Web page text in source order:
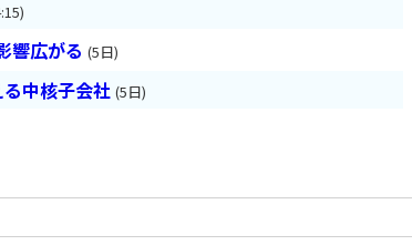
響広がる (5日)
る中核子会社 (5日)